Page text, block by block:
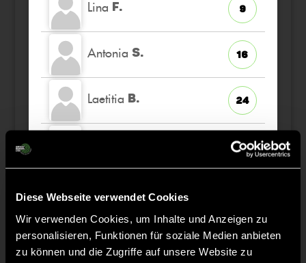
Diese Webseite verwendet Cookies
Wir verwenden Cookies, um Inhalte und Anzeigen zu
personalisieren, Funktionen für soziale Medien anbieten
zu können und die Zugriffe auf unsere Website zu
Lina F. 9
Antonia S. 16
Laetitia B. 24
45
Staff